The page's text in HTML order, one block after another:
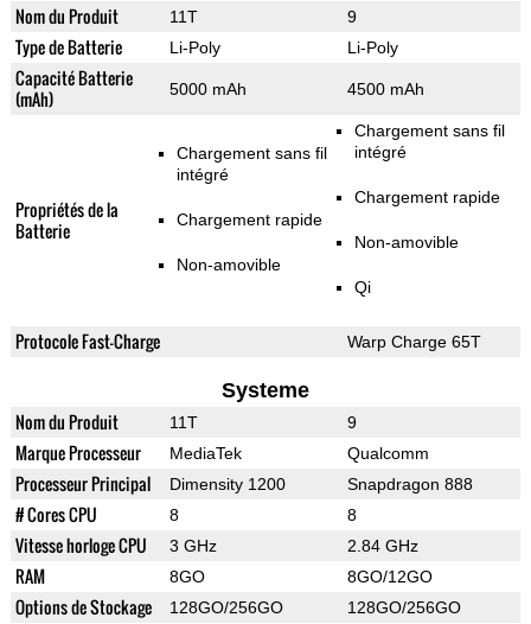
Nom du Produit 11T 9
Type de Batterie Li-Poly Li-Poly
Capacité Batterie
(mAh)
5000 mAh 4500 mAh
Propriétés de la
Batterie
Chargement sans fil
intégré
Chargement rapide
Non-amovible
Chargement sans fil
intégré
Chargement rapide
Non-amovible
Qi
Protocole Fast-Charge Warp Charge 65T
Systeme
Nom du Produit 11T 9
Marque Processeur MediaTek Qualcomm
Processeur Principal Dimensity 1200 Snapdragon 888
# Cores CPU 8 8
Vitesse horloge CPU 3 GHz 2.84 GHz
RAM 8GO 8GO/12GO
Options de Stockage 128GO/256GO 128GO/256GO